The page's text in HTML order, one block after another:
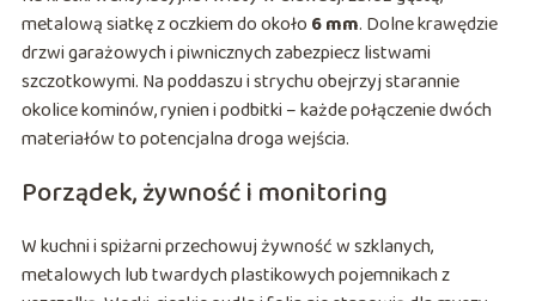
metalową siatkę z oczkiem do około 6 mm. Dolne krawędzie
drzwi garażowych i piwnicznych zabezpiecz listwami
szczotkowymi. Na poddaszu i strychu obejrzyj starannie
okolice kominów, rynien i podbitki – każde połączenie dwóch
materiałów to potencjalna droga wejścia.
Porządek, żywność i monitoring
W kuchni i spiżarni przechowuj żywność w szklanych,
metalowych lub twardych plastikowych pojemnikach z